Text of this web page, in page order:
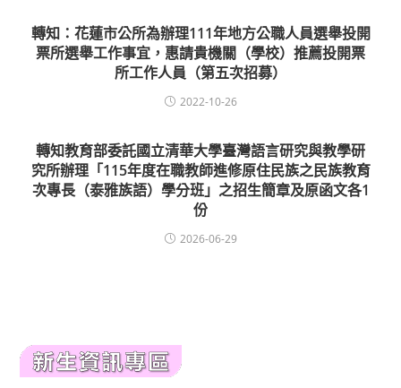
轉知：花蓮市公所為辦理111年地方公職人員選舉投開
票所選舉工作事宜，惠請貴機關（學校）推薦投開票
所工作人員（第五次招募）
2022-10-26
轉知教育部委託國立清華大學臺灣語言研究與教學研
究所辦理「115年度在職教師進修原住民族之民族教育
次專長（泰雅族語）學分班」之招生簡章及原函文各1
份
2026-06-29